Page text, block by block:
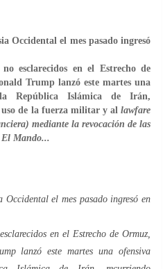
Occidental el mes pasado ingresó
esclarecidos en el Estrecho de
Trump lanzó este martes una
República Islámica de Irán,
de la fuerza militar y al lawfare
mediante la revocación de las
El Mando...
el mes pasado ingresó en
en el Estrecho de Ormuz,
lanzó este martes una ofensiva